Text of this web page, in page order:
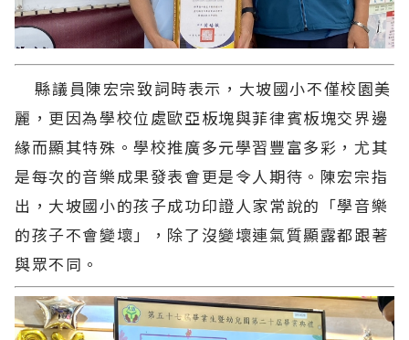
縣議員陳宏宗致詞時表示，大坡國小不僅校園美
麗，更因為學校位處歐亞板塊與菲律賓板塊交界邊
緣而顯其特殊。學校推廣多元學習豐富多彩，尤其
是每次的音樂成果發表會更是令人期待。陳宏宗指
出，大坡國小的孩子成功印證人家常說的「學音樂
的孩子不會變壞」，除了沒變壞連氣質顯露都跟著
與眾不同。